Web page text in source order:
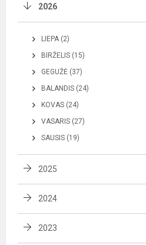
2026
LIEPA (2)
BIRŽELIS (15)
GEGUŽĖ (37)
BALANDIS (24)
KOVAS (24)
VASARIS (27)
SAUSIS (19)
2025
2024
2023